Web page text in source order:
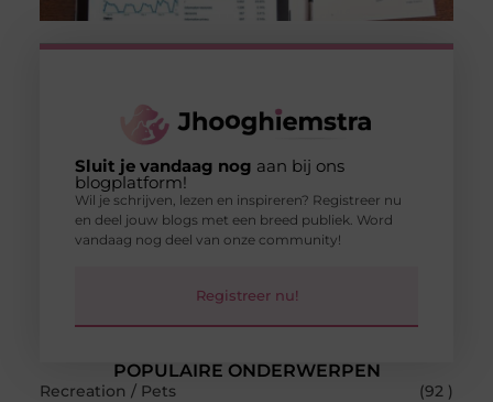
POPULAIRE ONDERWERPEN
Recreation / Pets
(92 )
Sluit je vandaag nog aan bij ons
blogplatform!
Wil je schrijven, lezen en inspireren? Registreer nu
en deel jouw blogs met een breed publiek. Word
vandaag nog deel van onze community!
Registreer nu!